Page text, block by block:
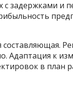
с задержками и
к
в план